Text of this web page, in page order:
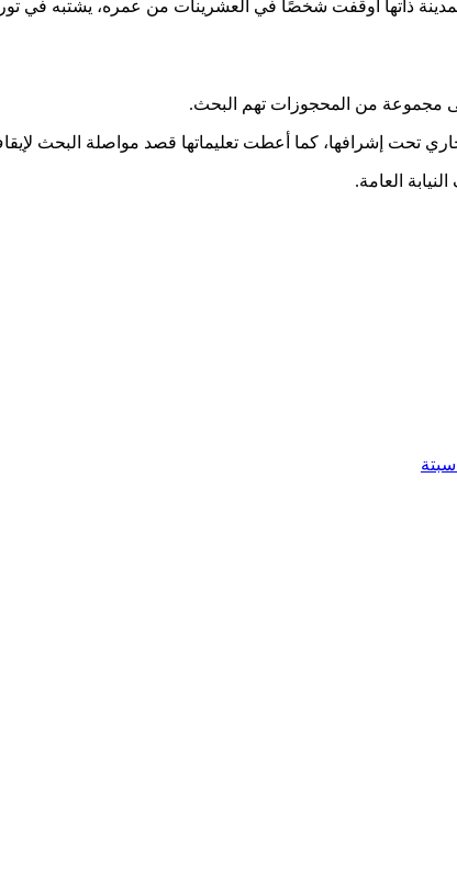
بالمدينة ذاتها أوقفت شخصًا في العشرينات من عمره، يشتبه
مجموعة من المحجوزات تهم البحث.
تحت إشرافها، كما أعطت تعليماتها قصد مواصلة البحث
العامة.